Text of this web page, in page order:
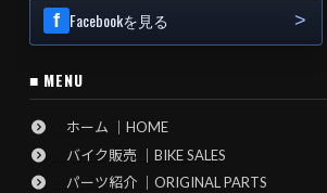
Facebookを見る
■ MENU
ホーム ｜HOME
バイク販売 ｜BIKE SALES
パーツ紹介 ｜ORIGINAL PARTS